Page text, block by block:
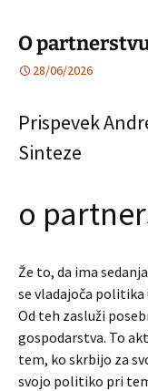
O
28/06/2026
Prispevek
Sinteze
o
Že to, da ima
se vladajoča
Od teh zasluži
gospodarstva. To
tem, ko skrbijo za
svojo politiko pri